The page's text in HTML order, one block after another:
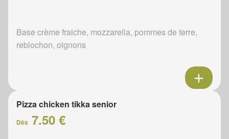
Base crème fraiche, mozzarella, pommes de terre,
reblochon, oignons
Pizza chicken tikka senior
Dès 7.50 €